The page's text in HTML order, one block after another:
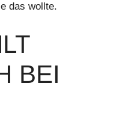
das wollte.
BEI